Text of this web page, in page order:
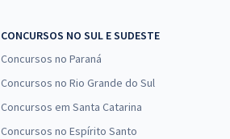
CONCURSOS NO SUL E SUDESTE
Concursos no Paraná
Concursos no Rio Grande do Sul
Concursos em Santa Catarina
Concursos no Espírito Santo